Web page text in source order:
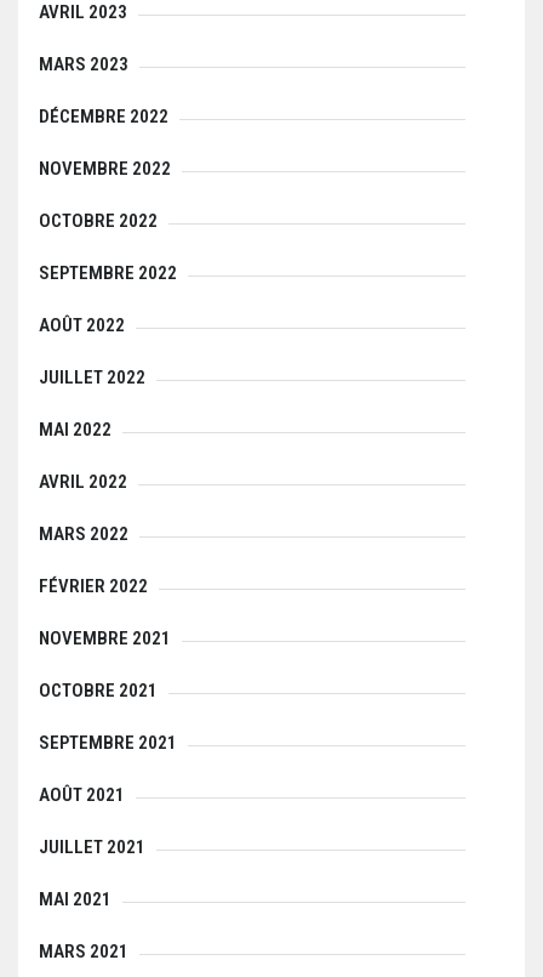
AVRIL 2023
MARS 2023
DÉCEMBRE 2022
NOVEMBRE 2022
OCTOBRE 2022
SEPTEMBRE 2022
AOÛT 2022
JUILLET 2022
MAI 2022
AVRIL 2022
MARS 2022
FÉVRIER 2022
NOVEMBRE 2021
OCTOBRE 2021
SEPTEMBRE 2021
AOÛT 2021
JUILLET 2021
MAI 2021
MARS 2021